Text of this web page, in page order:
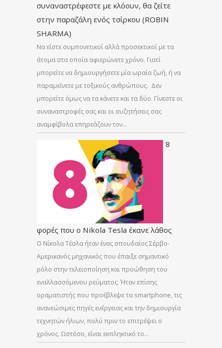
συναναστρέφεστε με κλόουν, θα ζείτε
στην παραζάλη ενός τσίρκου (ROBIN
SHARMA)
Να είστε συμπονετικοί αλλά προσεκτικοί με τα
άτομα στα οποία αφιερώνετε χρόνο. Γιατί
μπορείτε να δημιουργήσετε μία ωραία ζωή, ή να
παραμείνετε με τοξικούς ανθρώπους. Δεν
μπορείτε όμως να τα κάνετε και τα δύο. Γίνεστε οι
συναναστροφές σας και οι συζητήσεις σας
αναμφίβολα επηρεάζουν τον…
8
φορές που ο Nikola Tesla έκανε λάθος
Ο Νίκολα Τέσλα ήταν ένας σπουδαίος Σέρβο-
Αμερικανός μηχανικός που έπαιξε σημαντικό
ρόλο στην τελειοποίηση και προώθηση του
εναλλασσόμενου ρεύματος. Ήταν επίσης
οραματιστής που προέβλεψε τα smartphone, τις
ανανεώσιμες πηγές ενέργειας και την δημιουργία
τεχνητών ήλιων, πολύ πριν το επιτρέψει ο
χρόνος. Ωστόσο, είναι εκπληκτικό το…